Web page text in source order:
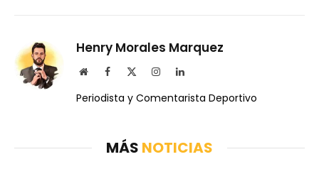
Henry Morales Marquez
WebsiteFacebook InstagramLinkedIn
Periodista y Comentarista Deportivo
MÁS NOTICIAS